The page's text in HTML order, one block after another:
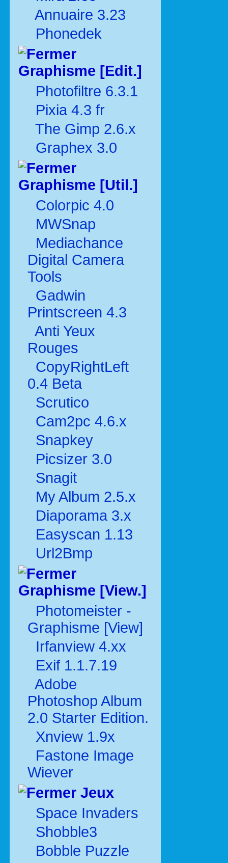
Annuaire 3.23
Phonedek
Graphisme [Edit.]
Photofiltre 6.3.1
Pixia 4.3 fr
The Gimp 2.6.x
Graphex 3.0
Graphisme [Util.]
Colorpic 4.0
MWSnap
Mediachance
Digital Camera
Tools
Gadwin
Printscreen 4.3
Anti Yeux
Rouges
CopyRightLeft
0.4 Beta
Scrutico
Cam2pc 4.6.x
Snapkey
Picsizer 3.0
Snagit
My Album 2.5.x
Diaporama 3.x
Easyscan 1.13
Url2Bmp
Graphisme [View.]
Photomeister -
Graphisme [View]
Irfanview 4.xx
Exif 1.1.7.19
Adobe
Photoshop Album
2.0 Starter Edition.
Xnview 1.9x
Fastone Image
Wiever
Jeux
Space Invaders
Shobble3
Bobble Puzzle